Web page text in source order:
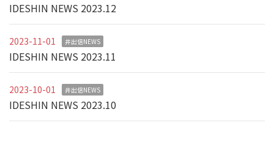
IDESHIN NEWS 2023.12
2023-11-01 井出信NEWS
IDESHIN NEWS 2023.11
2023-10-01 井出信NEWS
IDESHIN NEWS 2023.10